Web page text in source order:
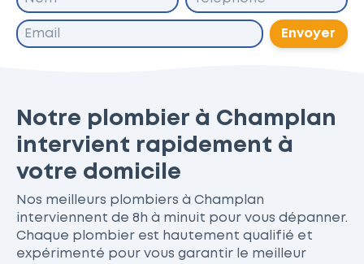
Envoyer
Notre plombier à Champlan
intervient rapidement à
votre domicile
Nos meilleurs plombiers à Champlan
interviennent de 8h à minuit pour vous dépanner.
Chaque plombier est hautement qualifié et
expérimenté pour vous garantir le meilleur